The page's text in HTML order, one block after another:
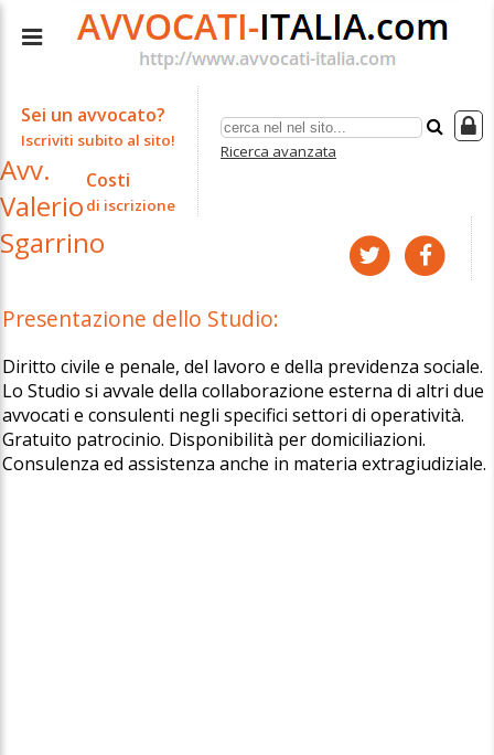
Ricerca avanzata
Sei un avvocato?
Iscriviti subito al sito!
Costi
di iscrizione
Avv.
Valerio
Sgarrino
Presentazione dello Studio:
Diritto civile e penale, del lavoro e della previdenza sociale.
Lo Studio si avvale della collaborazione esterna di altri due
avvocati e consulenti negli specifici settori di operatività.
Gratuito patrocinio. Disponibilità per domiciliazioni.
Consulenza ed assistenza anche in materia extragiudiziale.